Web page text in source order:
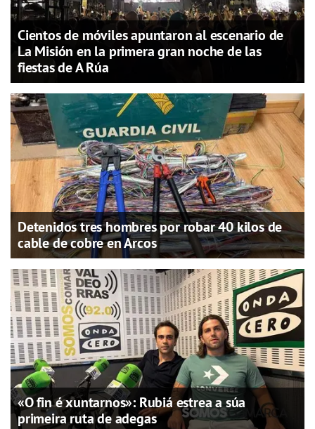
Cientos de móviles apuntaron al escenario de
La Misión en la primera gran noche de las
fiestas de A Rúa
Detenidos tres hombres por robar 40 kilos de
cable de cobre en Arcos
«O fin é xuntarnos»: Rubiá estrea a súa
primeira ruta de adegas